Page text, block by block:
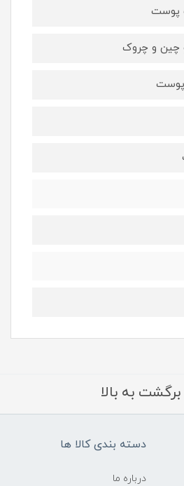
پوست
چین و چروک
پوست
برگشت به بالا
دسته بندی کالا ها
درباره ما